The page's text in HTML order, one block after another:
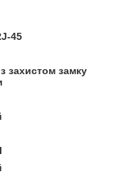
45
захистом замку